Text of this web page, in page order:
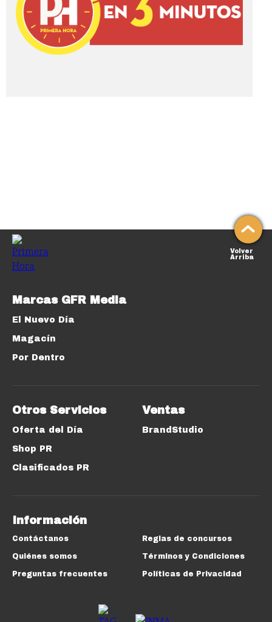
Volver
Arriba
Marcas GFR Media
El Nuevo Día
Magacín
Por Dentro
Otros Servicios
Oferta del Día
Shop PR
Clasificados PR
Ventas
BrandStudio
Información
Contáctanos
Quiénes somos
Preguntas frecuentes
Reglas de concursos
Términos y Condiciones
Políticas de Privacidad